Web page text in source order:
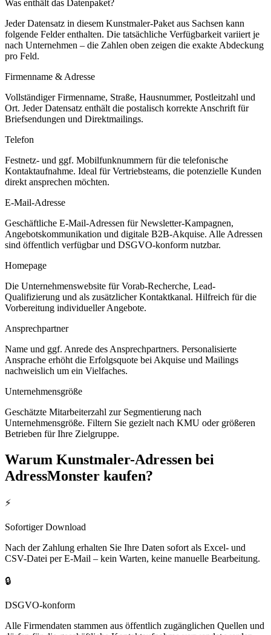
Was enthält das Datenpaket?
Jeder Datensatz in diesem Kunstmaler-Paket aus Sachsen kann
folgende Felder enthalten. Die tatsächliche Verfügbarkeit variiert je
nach Unternehmen – die Zahlen oben zeigen die exakte Abdeckung
pro Feld.
Firmenname & Adresse
Vollständiger Firmenname, Straße, Hausnummer, Postleitzahl und
Ort. Jeder Datensatz enthält die postalisch korrekte Anschrift für
Briefsendungen und Direktmailings.
Telefon
Festnetz- und ggf. Mobilfunknummern für die telefonische
Kontaktaufnahme. Ideal für Vertriebsteams, die potenzielle Kunden
direkt ansprechen möchten.
E-Mail-Adresse
Geschäftliche E-Mail-Adressen für Newsletter-Kampagnen,
Angebotskommunikation und digitale B2B-Akquise. Alle Adressen
sind öffentlich verfügbar und DSGVO-konform nutzbar.
Homepage
Die Unternehmenswebsite für Vorab-Recherche, Lead-
Qualifizierung und als zusätzlicher Kontaktkanal. Hilfreich für die
Vorbereitung individueller Angebote.
Ansprechpartner
Name und ggf. Anrede des Ansprechpartners. Personalisierte
Ansprache erhöht die Erfolgsquote bei Akquise und Mailings
nachweislich um ein Vielfaches.
Unternehmensgröße
Geschätzte Mitarbeiterzahl zur Segmentierung nach
Unternehmensgröße. Filtern Sie gezielt nach KMU oder größeren
Betrieben für Ihre Zielgruppe.
Warum Kunstmaler-Adressen bei
AdressMonster kaufen?
⚡
Sofortiger Download
Nach der Zahlung erhalten Sie Ihre Daten sofort als Excel- und
CSV-Datei per E-Mail – kein Warten, keine manuelle Bearbeitung.
🔒
DSGVO-konform
Alle Firmendaten stammen aus öffentlich zugänglichen Quellen und